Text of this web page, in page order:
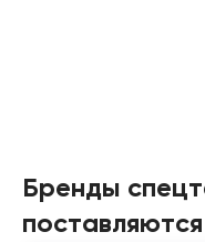
Бренды